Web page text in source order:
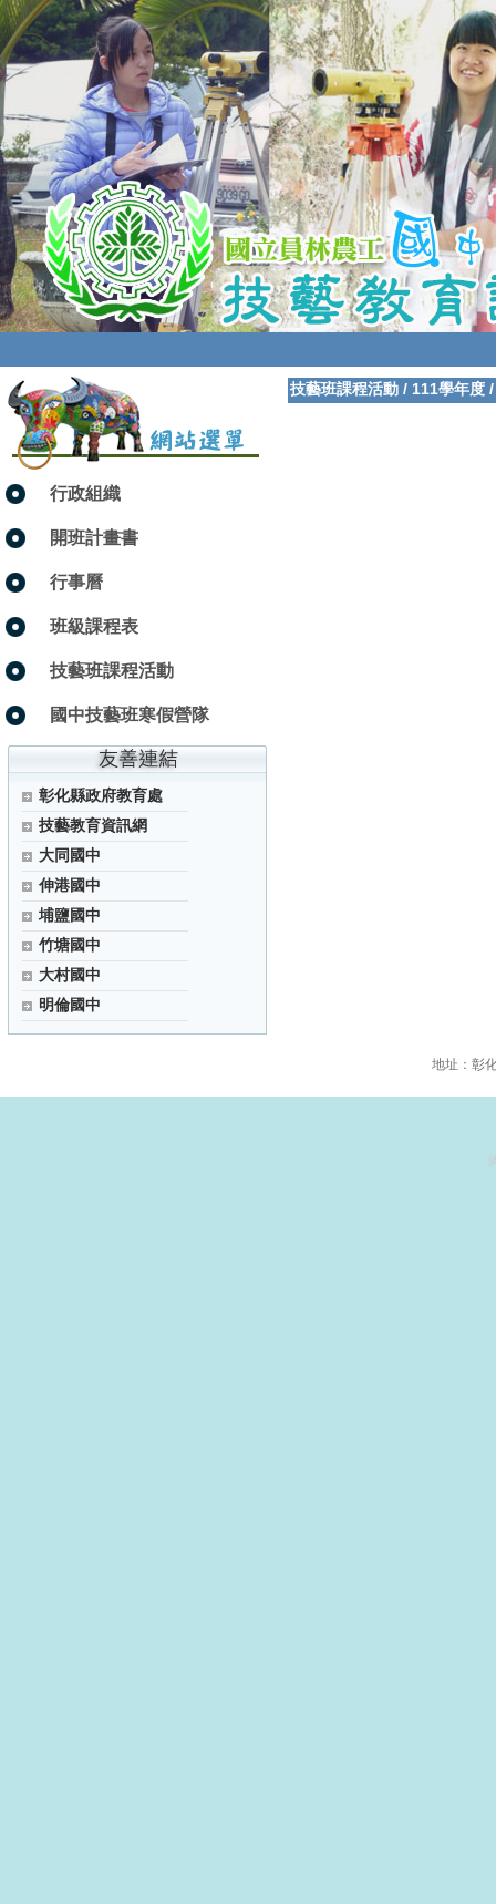
行政組織
開班計畫書
行事曆
班級課程表
技藝班課程活動
國中技藝班寒假營隊
彰化縣政府教育處
技藝教育資訊網
大同國中
伸港國中
埔鹽國中
竹塘國中
大村國中
明倫國中
技藝班課程活動 / 111學年度
地址：彰